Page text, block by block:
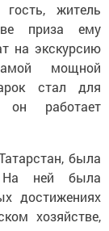
житель
приза ему
на экскурсию
мощной
стал для
работает
была
На ней была
достижениях
хозяйстве,